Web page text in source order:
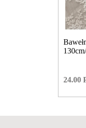
24.00